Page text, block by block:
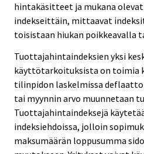
hintakäsitteet ja mukana
indekseittäin, mittaavat
toisistaan hiukan poikkeavalla
Tuottajahintaindeksien yksi
käyttötarkoituksista on toimia
tilinpidon laskelmissa
tai myynnin arvo muunnetaan
Tuottajahintaindeksejä
indeksiehdoissa, jolloin
maksumäärän loppusumma